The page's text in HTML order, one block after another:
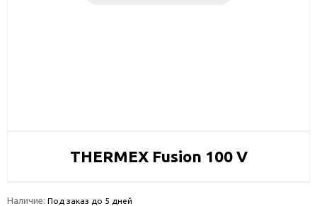
THERMEX Fusion 100 V
Наличие: Под заказ до 5 дней